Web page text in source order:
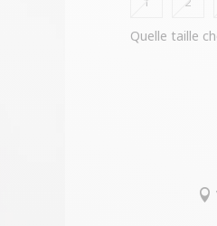
Quelle taille